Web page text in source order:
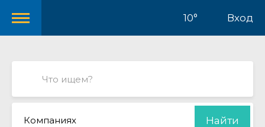
10° Вход
Компаниях Найти